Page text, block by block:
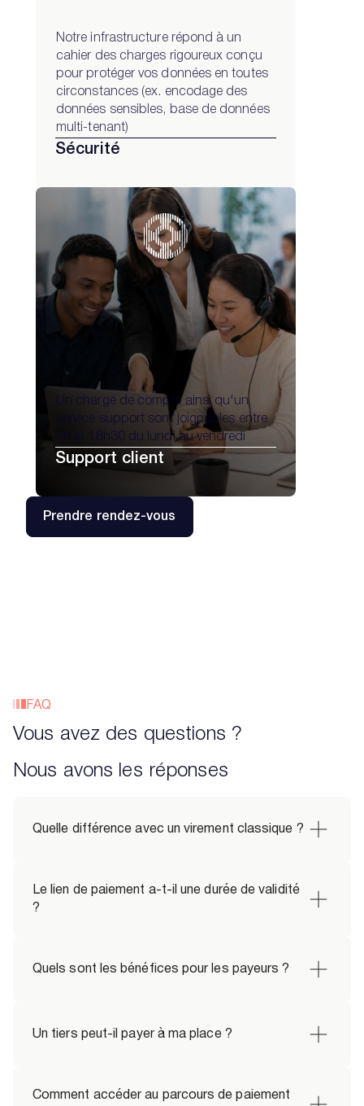
Notre infrastructure répond à un
cahier des charges rigoureux conçu
pour protéger vos données en toutes
circonstances (ex. encodage des
données sensibles, base de données
multi-tenant)
Sécurité
Un chargé de compte ainsi qu'un
service support sont joignables entre
9h et 18h30 du lundi au vendredi
Support client
Prendre rendez-vous
FAQ
Vous avez des questions ?
Nous avons les réponses
Quelle différence avec un virement classique ?
Le lien de paiement a-t-il une durée de validité
?
Quels sont les bénéfices pour les payeurs ?
Un tiers peut-il payer à ma place ?
Comment accéder au parcours de paiement